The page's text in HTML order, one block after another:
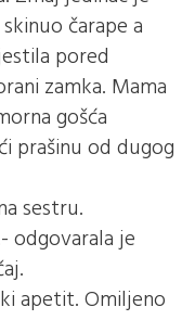
čarape a
pored
zamka. Mama
gošća
prašinu od dugog
sestru.
odgovarala je
apetit. Omiljeno